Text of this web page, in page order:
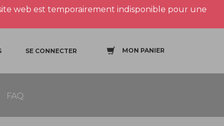
web est temporairement indisponible pour une
SE CONNECTER MON PANIER
FAQ